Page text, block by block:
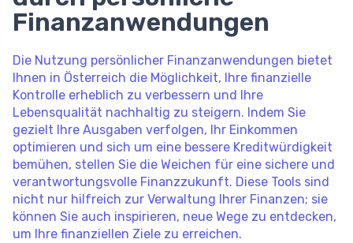
Finanzanwendungen
Die Nutzung persönlicher Finanzanwendungen bietet
Ihnen in Österreich die Möglichkeit, Ihre finanzielle
Kontrolle erheblich zu verbessern und Ihre
Lebensqualität nachhaltig zu steigern. Indem Sie
gezielt Ihre Ausgaben verfolgen, Ihr Einkommen
optimieren und sich um eine bessere Kreditwürdigkeit
bemühen, stellen Sie die Weichen für eine sichere und
verantwortungsvolle Finanzzukunft. Diese Tools sind
nicht nur hilfreich zur Verwaltung Ihrer Finanzen; sie
können Sie auch inspirieren, neue Wege zu entdecken,
um Ihre finanziellen Ziele zu erreichen.